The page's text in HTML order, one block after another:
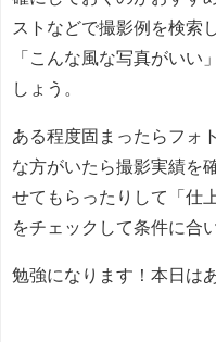
ストなどで撮影例を検索
「こんな風な写真がいい
しょう。
ある程度固まったらフォ
な方がいたら撮影実績を
せてもらったりして「仕
をチェックして条件に合
勉強になります！本日は